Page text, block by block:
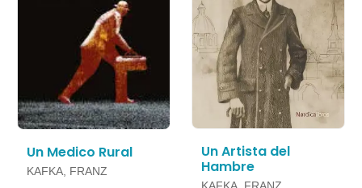
Un Medico Rural
KAFKA, FRANZ
Un Artista del
Hambre